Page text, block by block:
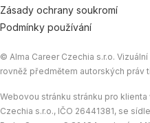
Zásady ochrany soukromí
Podmínky používání
© Alma Career Czechia s.r.o.
rovněž předmětem autorských práv
Webovou stránku stránku pro
Czechia s.r.o., IČO 26441381, se